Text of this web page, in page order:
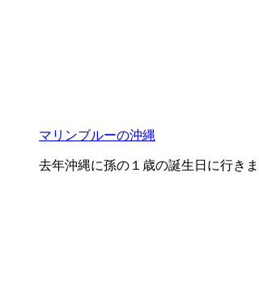
マリンブルーの沖縄
去年沖縄に孫の１歳の誕生日に行き